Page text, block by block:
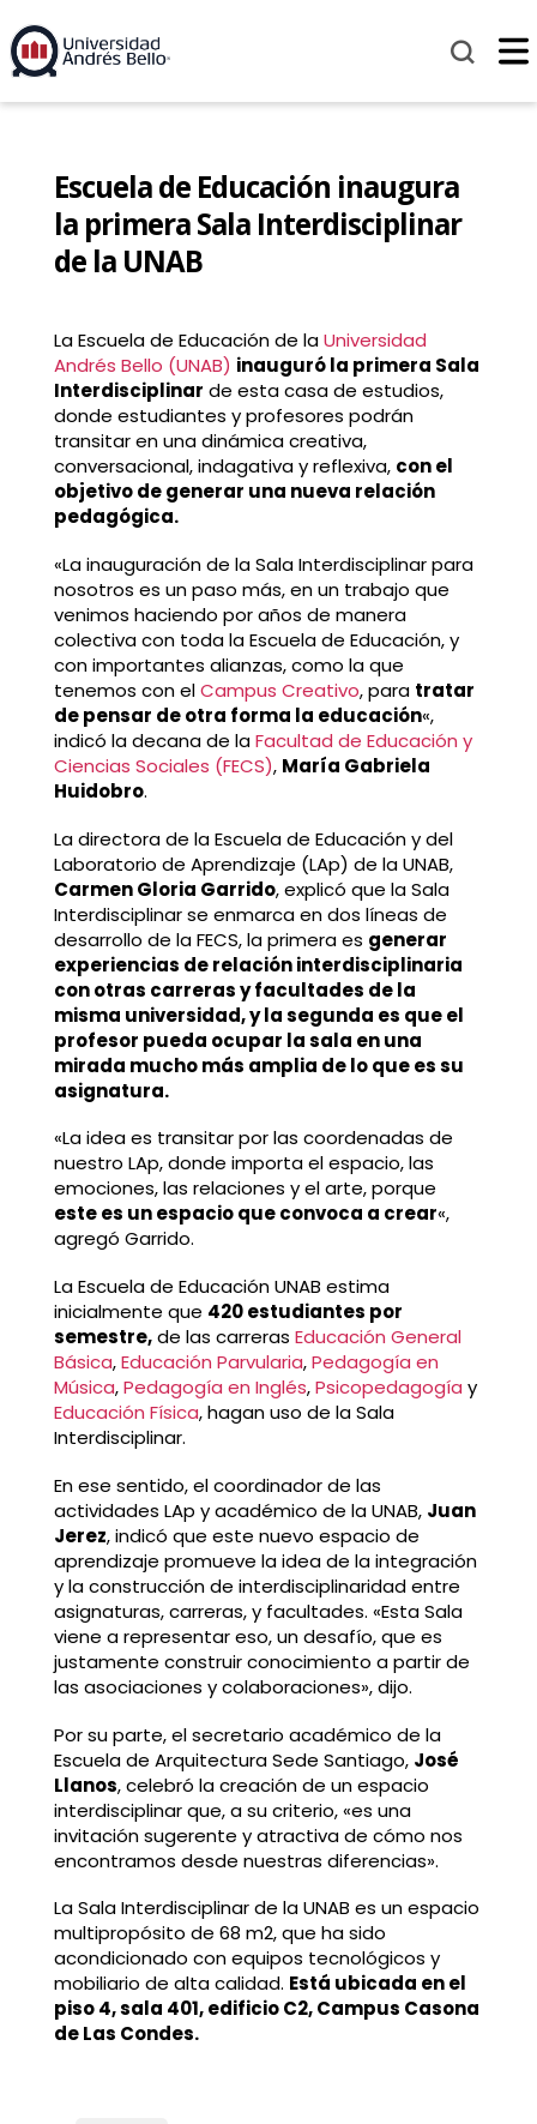
Escuela de Educación inaugura
la primera Sala Interdisciplinar
de la UNAB
La Escuela de Educación de laUniversidad
Andrés Bello (UNAB) inauguró la primera Sala
Interdisciplinar de esta casa de estudios,
donde estudiantes y profesores podrán
transitar en una dinámica creativa,
conversacional, indagativa y reflexiva, con el
objetivo de generar una nueva relación
pedagógica.
«La inauguración de la Sala Interdisciplinar para
nosotros es un paso más, en un trabajo que
venimos haciendo por años de manera
colectiva con toda la Escuela de Educación, y
con importantes alianzas, como la que
tenemos con elCampus Creativo, para tratar
de pensar de otra forma la educación«,
indicó la decana de laFacultad de Educación y
Ciencias Sociales (FECS), María Gabriela
Huidobro.
La directora de la Escuela de Educación y del
Laboratorio de Aprendizaje (LAp) de la UNAB,
Carmen Gloria Garrido, explicó que la Sala
Interdisciplinar se enmarca en dos líneas de
desarrollo de la FECS, la primera es generar
experiencias de relación interdisciplinaria
con otras carreras y facultades de la
misma universidad, y la segunda es que el
profesor pueda ocupar la sala en una
mirada mucho más amplia de lo que es su
asignatura.
«La idea es transitar por las coordenadas de
nuestro LAp, donde importa el espacio, las
emociones, las relaciones y el arte, porque
este es un espacio que convoca a crear«,
agregó Garrido.
La Escuela de Educación UNAB estima
inicialmente que 420 estudiantes por
semestre,de las carreras Educación General
Básica,Educación Parvularia,Pedagogía en
Música,Pedagogía en Inglés,Psicopedagogía y
Educación Física, hagan uso de la Sala
Interdisciplinar.
En ese sentido, el coordinador de las
actividades LAp y académico de la UNAB, Juan
Jerez, indicó que este nuevo espacio de
aprendizaje promueve la idea de la integración
y la construcción de interdisciplinaridad entre
asignaturas, carreras, y facultades. «Esta Sala
viene a representar eso, un desafío, que es
justamente construir conocimiento a partir de
las asociaciones y colaboraciones», dijo.
Por su parte, el secretario académico de la
Escuela de Arquitectura Sede Santiago, José
Llanos, celebró la creación de un espacio
interdisciplinar que, a su criterio, «es una
invitación sugerente y atractiva de cómo nos
encontramos desde nuestras diferencias».
La Sala Interdisciplinar de la UNAB es un espacio
multipropósito de 68 m2, que ha sido
acondicionado con equipos tecnológicos y
mobiliario de alta calidad. Está ubicada en el
piso 4, sala 401, edificio C2, Campus Casona
de Las Condes.